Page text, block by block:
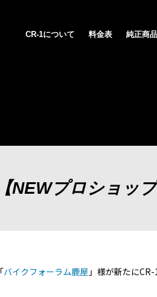
CR-1について 料金表 純正商品
【NEWプロショッ
「バイクフォーラム鹿屋 」様が新たに